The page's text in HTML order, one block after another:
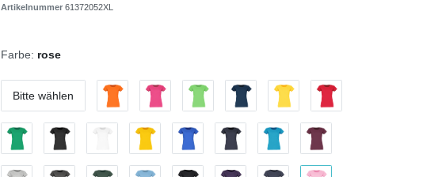
Artikelnummer 61372052XL
Farbe: rose
Bitte wählen